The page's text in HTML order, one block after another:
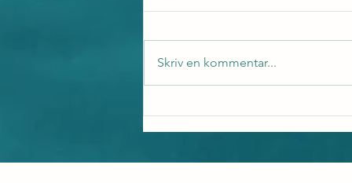
chakrabalansering?
Skriv en kommentar...